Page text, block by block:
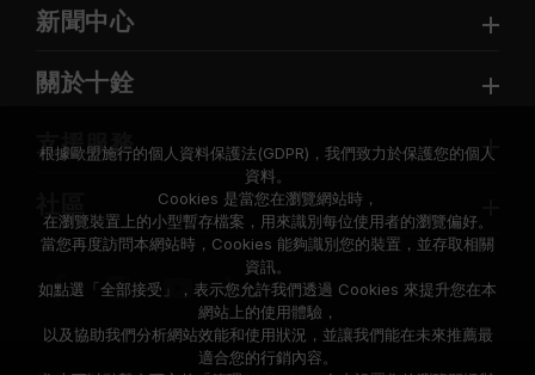
新聞中心
關於十銓
支援服務
根據歐盟施行的個人資料保護法(GDPR)，我們致力於保護您的個人
資料。
Cookies 是當您在瀏覽網站時，
在瀏覽裝置上的小型暫存檔案，用來識別每位使用者的瀏覽偏好。
當您再度訪問本網站時，Cookies 能夠識別您的裝置，並存取相關
資訊。
如點選「全部接受」，表示您允許我們透過 Cookies 來提升您在本
網站上的使用體驗，
以及協助我們分析網站效能和使用狀況，並讓我們能在未來推薦最
適合您的行銷內容。